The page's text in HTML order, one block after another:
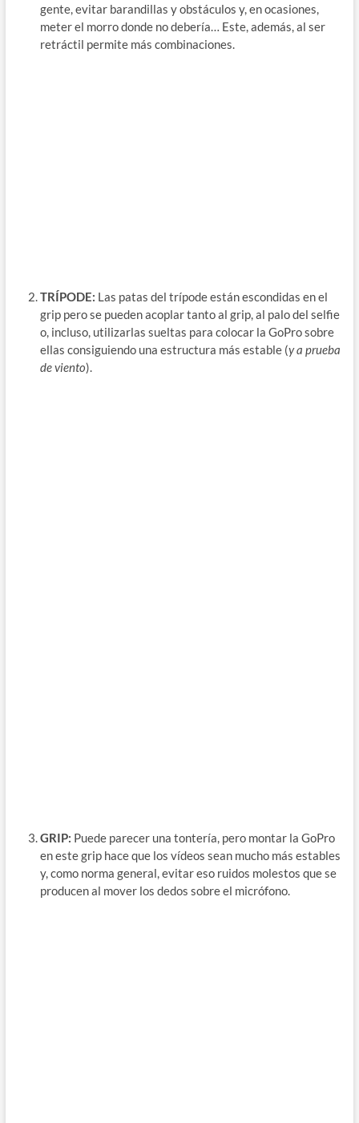
gente, evitar barandillas y obstáculos y, en ocasiones,
meter el morro donde no debería… Este, además, al ser
retráctil permite más combinaciones.
TRÍPODE: Las patas del trípode están escondidas en el
grip pero se pueden acoplar tanto al grip, al palo del selfie
o, incluso, utilizarlas sueltas para colocar la GoPro sobre
ellas consiguiendo una estructura más estable (y a prueba
de viento).
GRIP: Puede parecer una tontería, pero montar la GoPro
en este grip hace que los vídeos sean mucho más estables
y, como norma general, evitar eso ruidos molestos que se
producen al mover los dedos sobre el micrófono.